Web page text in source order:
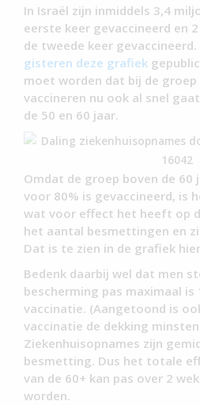
In Israël zijn inmiddels 3,4
eerste keer gevaccineerd en
de tweede keer gevaccineerd.
gisteren deze grafiek
moet worden dat bij de
vaccineren nu ook al snel
de 50 en 60 jaar.
Omdat de groep boven de 60
voor 80% is gevaccineerd, is
wat voor effect het heeft op
het aantal besmettingen en
Dat is te zien in de grafiek
Bedenk daarbij wel dat men
bescherming pas maximaal is
vaccinatie. (Aangetoond is
vaccinatie de dekking
Ziekenhuisopnames zijn
besmetting. Dus het totale
van de 60+ kan pas over 2
worden.